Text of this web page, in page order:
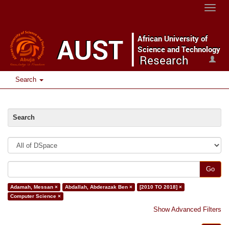
Toggle
Search
Search
Go
Adamah, Messan × Abdallah, Abderazak Ben ×
[2010 TO 2018] ×
Computer Science ×
Show Advanced Filters